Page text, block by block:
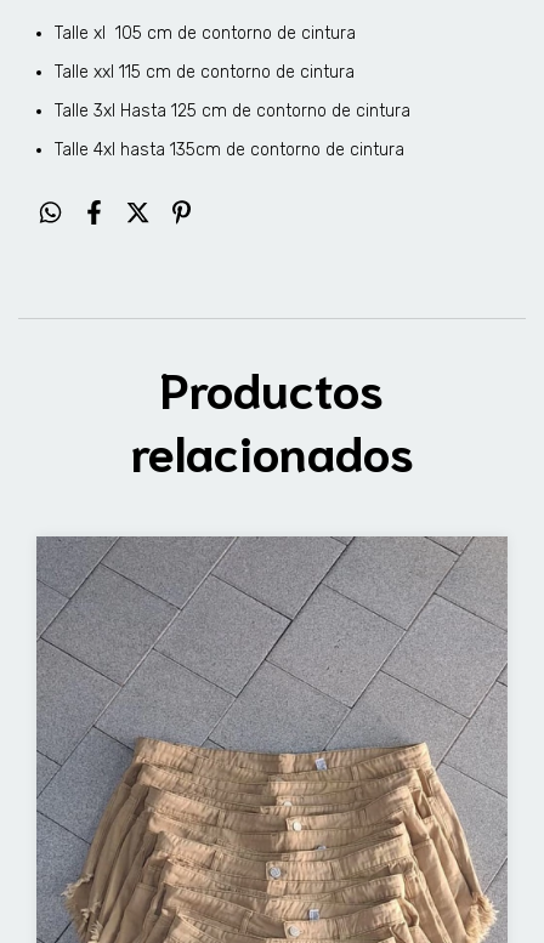
Talle xl 105 cm de contorno de cintura
Talle xxl 115 cm de contorno de cintura
Talle 3xl Hasta 125 cm de contorno de cintura
Talle 4xl hasta 135cm de contorno de cintura
Productos
relacionados